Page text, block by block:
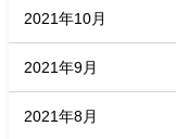
2021年10月
2021年9月
2021年8月